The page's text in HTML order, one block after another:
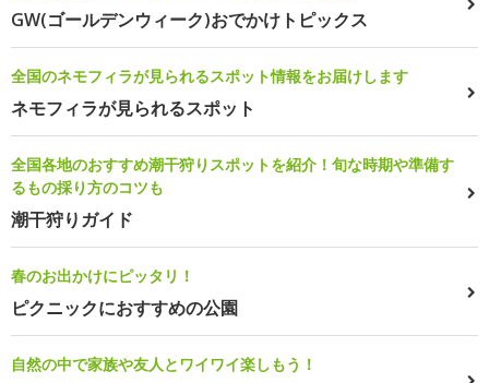
GW(ゴールデンウィーク)おでかけトピックス
全国のネモフィラが見られるスポット情報をお届けします
ネモフィラが見られるスポット
全国各地のおすすめ潮干狩りスポットを紹介！旬な時期や準備す
るもの採り方のコツも
潮干狩りガイド
春のお出かけにピッタリ！
ピクニックにおすすめの公園
自然の中で家族や友人とワイワイ楽しもう！